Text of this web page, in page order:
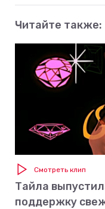
Читайте также:
Смотреть клип
Тайла
поддержку